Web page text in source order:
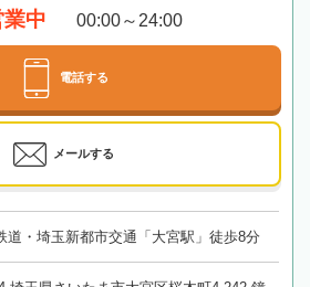
中 00:00～24:00
電話する
メールする
道・埼玉新都市交通「大宮駅」徒歩8分